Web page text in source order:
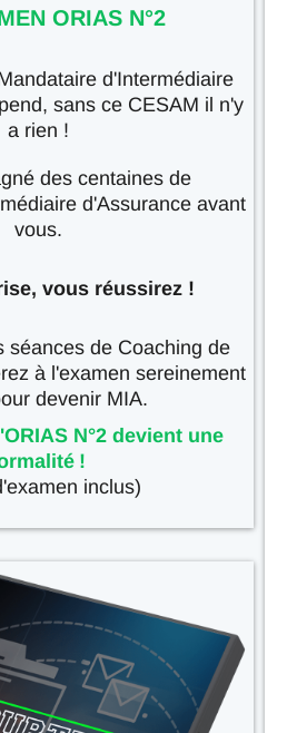
ORIAS N°2
d'Intermédiaire
sans ce CESAM il n'y
a rien !
des centaines de
d'Assurance avant
vous.
vous réussirez !
séances de Coaching de
à l'examen sereinement
devenir MIA.
N°2 devient une
!
inclus)